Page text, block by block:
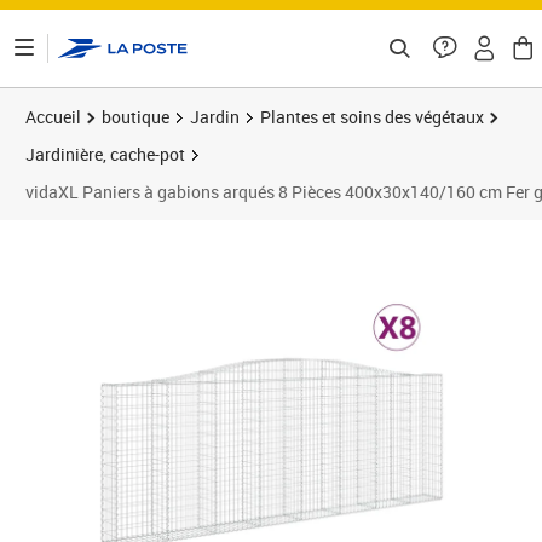
Accueil boutique Jardin
Plantes et soins des végétaux
Jardinière, cache-pot
vidaXL Paniers à gabions arqués 8 Pièces 400x30x140/160 cm Fer